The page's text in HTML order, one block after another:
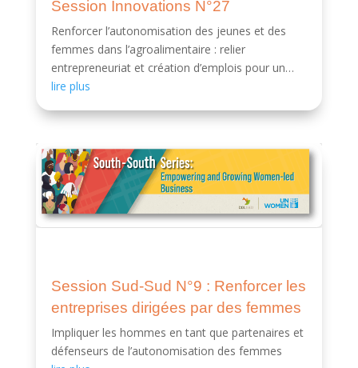
Session Innovations N°27
Renforcer l’autonomisation des jeunes et des
femmes dans l’agroalimentaire : relier
entrepreneuriat et création d’emplois pour un
impact durable.
lire plus
Session Sud-Sud N°9 : Renforcer les
entreprises dirigées par des femmes
Impliquer les hommes en tant que partenaires et
défenseurs de l’autonomisation des femmes